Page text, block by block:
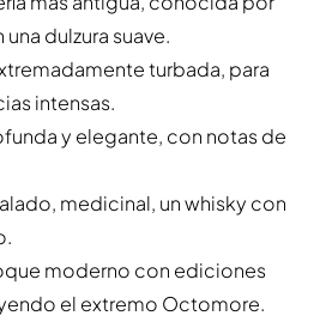
dulzura suave.
turbada, para
intensas.
y elegante, con notas de
medicinal, un whisky con
moderno con ediciones
el extremo Octomore.